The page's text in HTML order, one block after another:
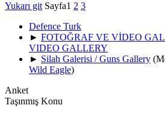
Yukarı git Sayfa1 2 3
Defence Turk
► FOTOĞRAF VE VİDEO
VIDEO GALLERY
► Silah Galerisi / Guns Gallery
Wild Eagle)
Anket
Taşınmış Konu